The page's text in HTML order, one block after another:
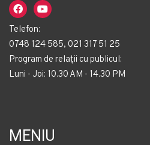
Telefon:
0748 124 585, 021 317 51 25
Program de relații cu publicul:
Luni - Joi: 10.30 AM - 14.30 PM
MENIU